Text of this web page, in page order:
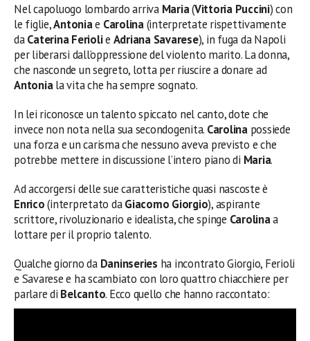
Nel capoluogo lombardo arriva Maria(Vittoria Puccini) con
le figlie,Antoniae Carolina(interpretate rispettivamente
daCaterina Feriolie Adriana Savarese), in fuga da Napoli
per liberarsi dall’oppressione del violento marito. La donna,
che nasconde un segreto, lotta per riuscire a donare ad
Antoniala vita che ha sempre sognato.
In lei riconosce un talento spiccato nel canto, dote che
invece non nota nella sua secondogenita. Carolina possiede
una forza e un carisma che nessuno aveva previsto e che
potrebbe mettere in discussione l’intero piano di Maria.
Ad accorgersi delle sue caratteristiche quasi nascoste è
Enrico(interpretato daGiacomo Giorgio), aspirante
scrittore, rivoluzionario e idealista, che spinge Carolinaa
lottare per il proprio talento.
Qualche giorno da Daninseries ha incontrato Giorgio, Ferioli
e Savarese e ha scambiato con loro quattro chiacchiere per
parlare di Belcanto. Ecco quello che hanno raccontato: